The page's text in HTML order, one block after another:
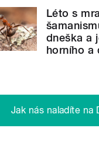
Léto s
dneška a
horního a
Jak nás naladíte na